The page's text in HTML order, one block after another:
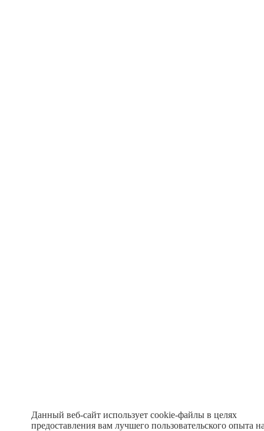
Данный веб-сайт использует cookie-файлы в целях
предоставления вам лучшего пользовательского опыта